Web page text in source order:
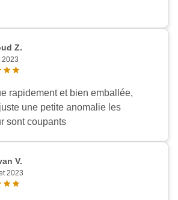
Z.
2023
rapidement et bien emballée,
une petite anomalie les
sont coupants
V.
2023